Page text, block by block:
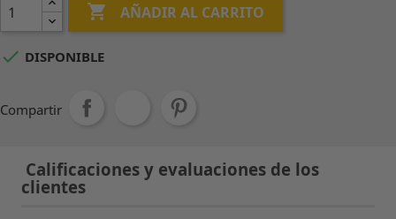
 AÑADIR AL CARRITO
 DISPONIBLE
Compartir
Calificaciones y evaluaciones de los
clientes